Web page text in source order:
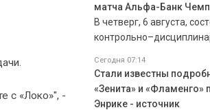
с «Локо»", -
матча Альфа-Банк
В четверг, 6 августа,
Сегодня 07:14
Стали известны
«Зенита» и «Фламенго»
Энрике - источник